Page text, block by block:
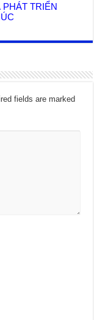
TRIỂN
fields are marked